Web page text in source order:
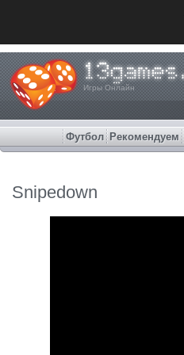
Игры Онлайн
Футбол Рекомендуем
Snipedown